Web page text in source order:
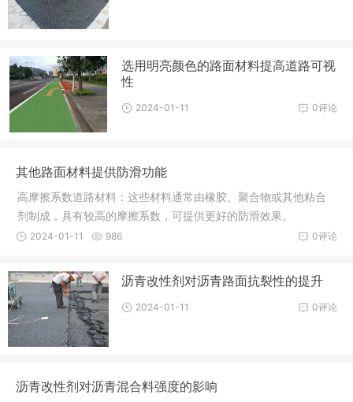
选用明亮颜色的路面材料提高道路可视
性
0评论
2024-01-11
其他路面材料提供防滑功能
高摩擦系数道路材料：这些材料通常由橡胶、聚合物或其他粘合
剂制成，具有较高的摩擦系数，可提供更好的防滑效果。
0评论
2024-01-11 986
沥青改性剂对沥青路面抗裂性的提升
0评论
2024-01-11
沥青改性剂对沥青混合料强度的影响